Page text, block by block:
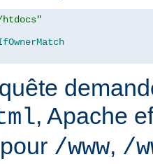
htdocs"
, Apache
pour /www, /